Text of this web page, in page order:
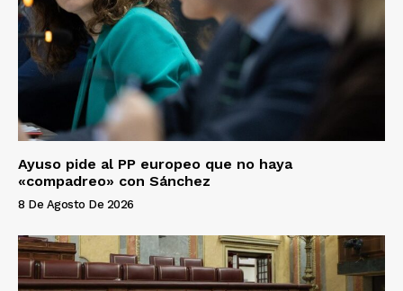
Ayuso pide al PP europeo que no haya
«compadreo» con Sánchez
8 De Agosto De 2026